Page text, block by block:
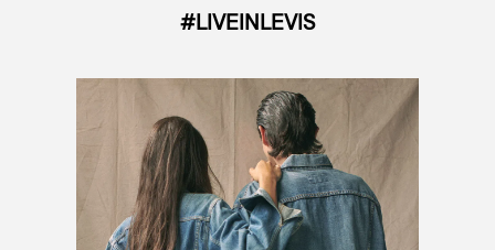
#LIVEINLEVIS